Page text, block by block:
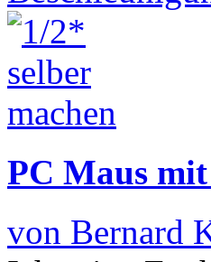
PC Maus mit
von Bernard